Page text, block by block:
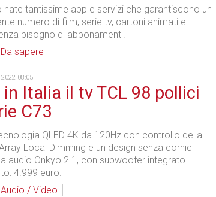
nate tantissime app e servizi che garantiscono un
numero di film, serie tv, cartoni animati e
bisogno di abbonamenti.
Da sapere
08:05
Italia il tv TCL 98 pollici
C73
QLED 4K da 120Hz con controllo della
Local Dimming e un design senza cornici
audio Onkyo 2.1, con subwoofer integrato.
4.999 euro.
Audio / Video